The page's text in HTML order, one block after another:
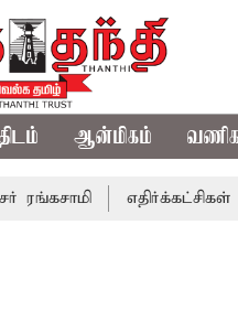
ஆன்மிகம்
எதிர்க்கட்சிகள்